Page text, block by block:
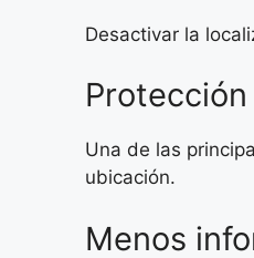
Desactivar la
Una de las
ubicación.
Menos